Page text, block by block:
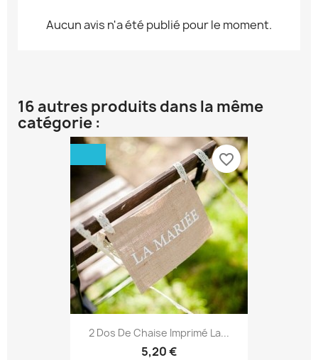
Aucun avis n'a été publié pour le moment.
16 autres produits dans la même
catégorie :
2 Dos De Chaise Imprimé La...
5,20 €
favorite_border